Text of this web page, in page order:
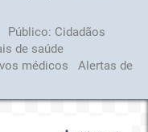
Público: Cidadãos
de saúde
médicos
Alertas de